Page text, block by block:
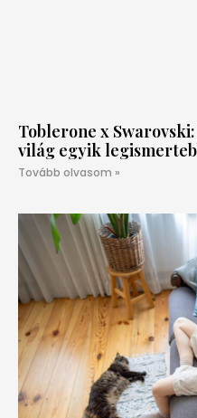
Toblerone x
világ egyik
Tovább olvasom »